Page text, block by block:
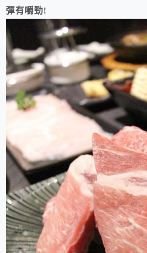
彈有嚼勁!